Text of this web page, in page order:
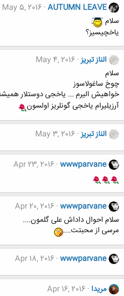
AUTUMN LEAVE
May 5, 2016
سلام
یاخچیسیز؟
الناز تبریز May 4, 2016
سلام
چوخ ساغولاسوز
خواهیش الیرم ... یاخجی دوستلار همیشه
آرزیلیرام یاخجی گونلریز اولسون
الناز تبریز May 3, 2016
wwwparvane
Apr 23, 2016
wwwparvane
Apr 20, 2016
سلام احوال داداش علی گلمون....
مرسی از محبتت....
wwwparvane
Apr 18, 2016
مریدا Apr 16, 2016